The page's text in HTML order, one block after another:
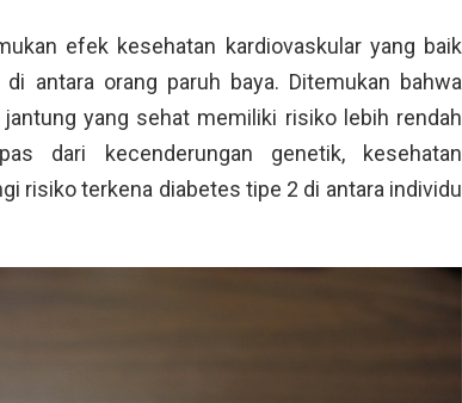
efek kesehatan kardiovaskular yang baik
antara orang paruh baya. Ditemukan bahwa
yang sehat memiliki risiko lebih rendah
dari kecenderungan genetik, kesehatan
risiko terkena diabetes tipe 2 di antara individu